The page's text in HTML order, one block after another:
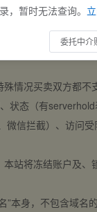
。买卖双方都不
情况买卖双方都不
状态（有
微信拦截）、访问
站将冻结账户及
本身，不包含域名
，暂时无法查询。
委托中介